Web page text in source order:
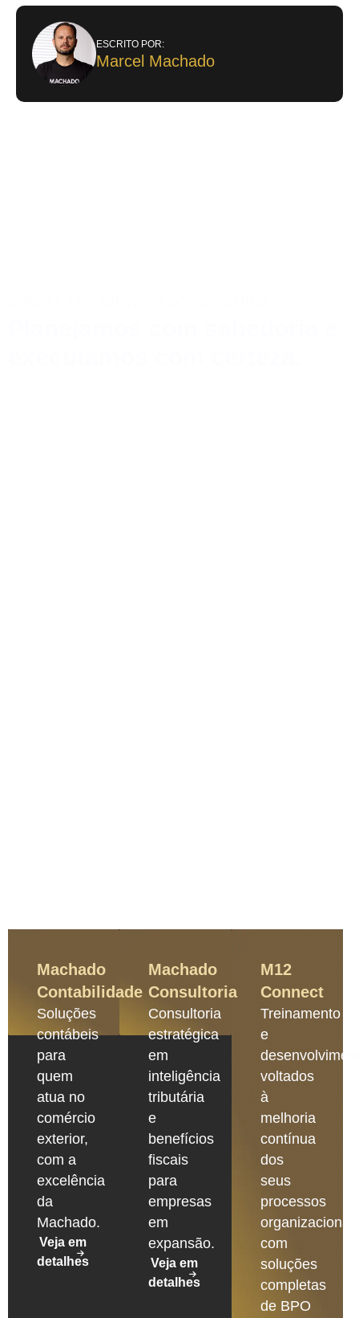
ESCRITO POR:
Marcel Machado
Machado
Contabilidade
Soluções
contábeis
para
quem
atua no
comércio
exterior,
com a
excelência
da
Machado.
Veja em
detalhes
Machado
Consultoria
Consultoria
estratégica
em
inteligência
tributária
e
benefícios
fiscais
para
empresas
em
expansão.
Veja em
detalhes
M12
Connect
Treinamento
e
voltados
à
melhoria
contínua
dos
seus
processos
com
soluções
completas
de BPO